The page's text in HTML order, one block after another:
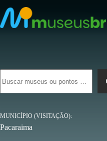
para
o
conteúdo
resultados
MUNICÍPIO (VISITAÇÃO)
Pacaraima